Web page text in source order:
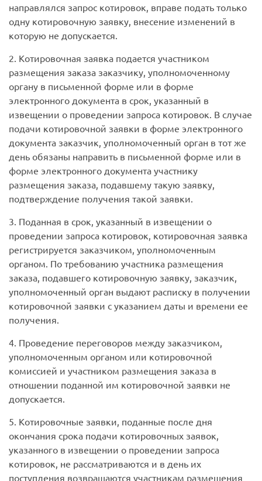
направлялся запрос котировок, вправе подать только
одну котировочную заявку, внесение изменений в
которую не допускается.
2. Котировочная заявка подается участником
размещения заказа заказчику, уполномоченному
органу в письменной форме или в форме
электронного документа в срок, указанный в
извещении о проведении запроса котировок. В случае
подачи котировочной заявки в форме электронного
документа заказчик, уполномоченный орган в тот же
день обязаны направить в письменной форме или в
форме электронного документа участнику
размещения заказа, подавшему такую заявку,
подтверждение получения такой заявки.
3. Поданная в срок, указанный в извещении о
проведении запроса котировок, котировочная заявка
регистрируется заказчиком, уполномоченным
органом. По требованию участника размещения
заказа, подавшего котировочную заявку, заказчик,
уполномоченный орган выдают расписку в получении
котировочной заявки с указанием даты и времени ее
получения.
4. Проведение переговоров между заказчиком,
уполномоченным органом или котировочной
комиссией и участником размещения заказа в
отношении поданной им котировочной заявки не
допускается.
5. Котировочные заявки, поданные после дня
окончания срока подачи котировочных заявок,
указанного в извещении о проведении запроса
котировок, не рассматриваются и в день их
поступления возвращаются участникам размещения